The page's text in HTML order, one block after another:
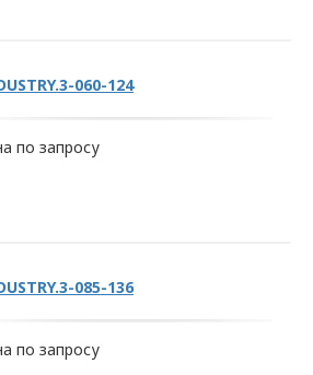
060-124
по запросу
085-136
по запросу